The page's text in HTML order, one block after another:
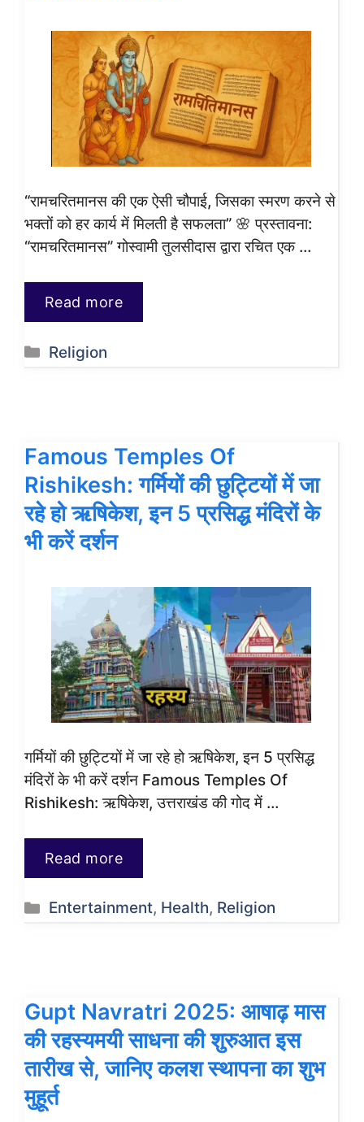
“रामचरितमानस की एक ऐसी चौपाई, जिसका स्मरण करने से
भक्तों को हर कार्य में मिलती है सफलता” 🌸 प्रस्तावना:
“रामचरितमानस” गोस्वामी तुलसीदास द्वारा रचित एक …
Read more
Categories
Religion
Famous Temples Of
Rishikesh: गर्मियों की छुट्टियों में जा
रहे हो ऋषिकेश, इन 5 प्रसिद्ध मंदिरों के
भी करें दर्शन
गर्मियों की छुट्टियों में जा रहे हो ऋषिकेश, इन 5 प्रसिद्ध
मंदिरों के भी करें दर्शन Famous Temples Of
Rishikesh: ऋषिकेश, उत्तराखंड की गोद में …
Read more
Categories
Entertainment, Health, Religion
Gupt Navratri 2025: आषाढ़ मास
की रहस्यमयी साधना की शुरुआत इस
तारीख से, जानिए कलश स्थापना का शुभ
मुहूर्त